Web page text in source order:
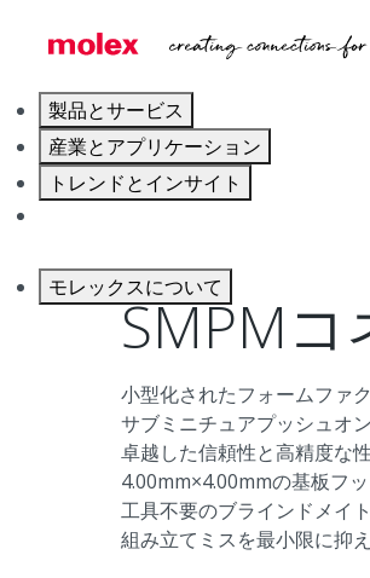
製品とサービス
産業とアプリケーション
トレンドとインサイト
モレックスについて
SMPMコ
小型化されたフォームファ
サブミニチュアプッシュオ
卓越した信頼性と高精度な
4.00mm×4.00mmの基板フ
工具不要のブラインドメイ
組み立てミスを最小限に抑え